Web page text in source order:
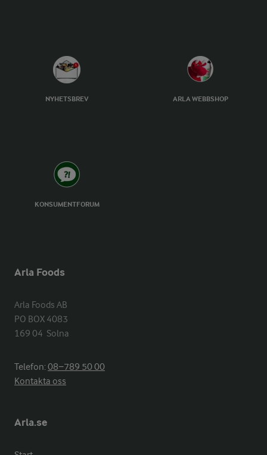
NYHETSBREV ARLA WEBBSHOP
KONSUMENTFORUM
Arla Foods
Arla Foods AB
PO BOX 4083
169 04  Solna
Telefon:08−789 50 00
Kontakta oss
Arla.se